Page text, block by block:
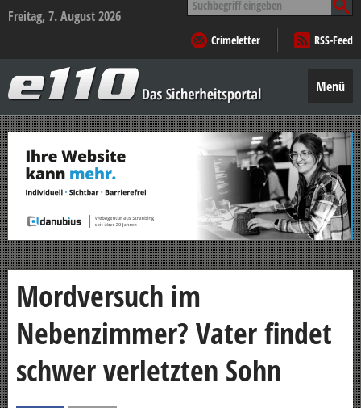
Freitag, 7. August 2026
nach:
Crimeletter
RSS-Feed
–
Das
Sicherheitsportal
Menü
Zum
Inhalt
springen
Mordversuch im
Nebenzimmer? Vater findet
schwer verletzten Sohn